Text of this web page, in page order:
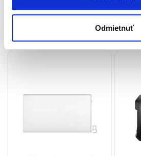
Odmietnuť
Súvisiace produkty